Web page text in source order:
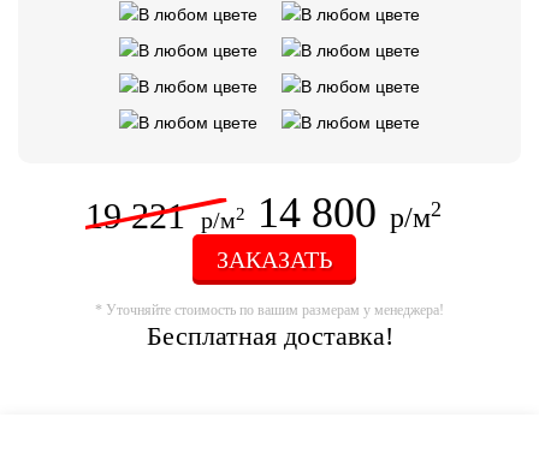
19 221 р/м2 14 800 р/м2
ЗАКАЗАТЬ
* Уточняйте стоимость по вашим размерам у менеджера!
Бесплатная доставка!